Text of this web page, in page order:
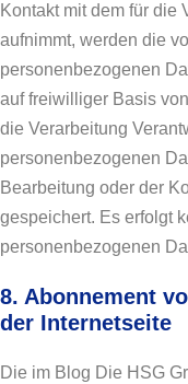
Kontakt mit dem für die
aufnimmt, werden die
personenbezogenen
auf freiwilliger Basis
die Verarbeitung
personenbezogenen
Bearbeitung oder der
gespeichert. Es erfolgt
personenbezogenen
8. Abonnement
der Internetseite
Die im Blog Die HSG